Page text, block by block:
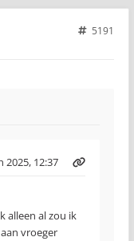
5191
2025, 12:37
alleen al zou ik
vroeger